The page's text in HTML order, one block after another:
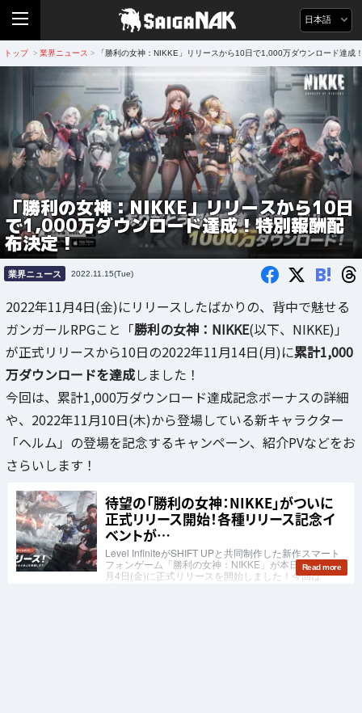
日本語
トップ > 業界ニュース > 「勝利の女神：NIKKE」リリースから10日で1,000万ダウンロード達成
「勝利の女神：NIKKE」リリースから10日
で1,000万ダウンロード達成！特別報酬配
布決定！
業界ニュース 2022.11.15(Tue) B!
2022年11月4日(金)にリリースしたばかりの、背中で魅せる
ガンガールRPGこと「勝利の女神：NIKKE(以下、NIKKE)」
が正式リリースから10日の2022年11月14日(月)に累計1,000
万ダウンロードを達成しました！
今回は、累計1,000万ダウンロード達成記念ボーナスの詳細
や、2022年11月10日(木)から登場している新キャラクター
「ヘルム」の登場を記念するキャンペーン、紹介PVなどをお
さらいします！